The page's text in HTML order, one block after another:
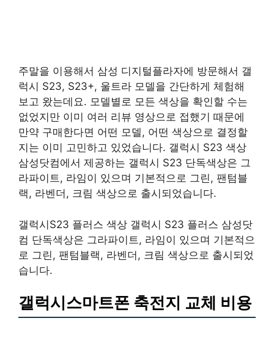
주말을 이용해서 삼성 디지털플라자에 방문해서 갤
럭시 S23, S23+, 울트라 모델을 간단하게 체험해
보고 왔는데요. 모델별로 모든 색상을 확인할 수는
없었지만 이미 여러 리뷰 영상으로 접했기 때문에
만약 구매한다면 어떤 모델, 어떤 색상으로 결정할
지는 이미 고민하고 있었습니다. 갤럭시 S23 색상
삼성닷컴에서 제공하는 갤럭시 S23 단독색상은 그
라파이트, 라임이 있으며 기본적으로 그린, 팬텀블
랙, 라벤더, 크림 색상으로 출시되었습니다.
갤럭시S23 플러스 색상 갤럭시 S23 플러스 삼성닷
컴 단독색상은 그라파이트, 라임이 있으며 기본적으
로 그린, 팬텀블랙, 라벤더, 크림 색상으로 출시되었
습니다.
갤럭시스마트폰 축전지 교체 비용